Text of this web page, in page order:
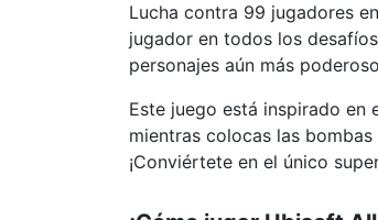
Lucha contra 99 jugadores
jugador en todos los
personajes aún más
Este juego está inspirado en
mientras colocas las
¡Conviértete en el único